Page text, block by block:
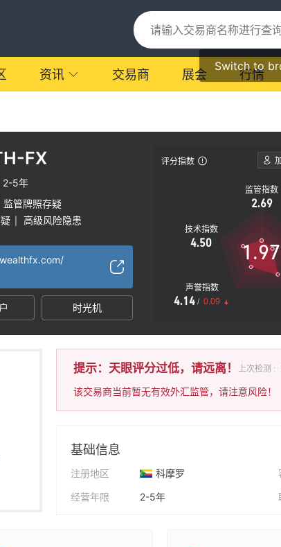
Switch to
资讯 交易商 展会 行情
FX
2-5年
监管牌照存疑
高级风险隐患
时光机
评分指数
监管指数
2.69
技术指数
4.50
声誉指数
4.14 / 0.09
1.97
提示：天眼评分过低，请远离！ 上次检测 :
该交易商当前暂无有效外汇监管，请注意风险！
基础信息
注册地区
科摩罗
经营年限
2-5年